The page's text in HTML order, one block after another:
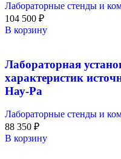
Лабораторные стенды и
104 500 ₽
В корзину
Лабораторная
характеристик
Нау-Ра
Лабораторные стенды и
88 350 ₽
В корзину